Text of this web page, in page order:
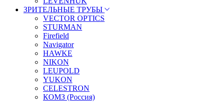
ЗРИТЕЛЬНЫЕ ТРУБЫ
VECTOR OPTICS
STURMAN
Firefield
Navigator
HAWKE
NIKON
LEUPOLD
YUKON
CELESTRON
КОМЗ (Россия)